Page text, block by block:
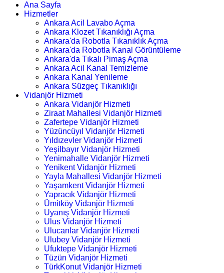
Ana Sayfa
Hizmetler
Ankara Acil Lavabo Açma
Ankara Klozet Tıkanıklığı Açma
Ankara'da Robotla Tıkanıklık Açma
Ankara'da Robotla Kanal Görüntüleme
Ankara'da Tıkalı Pimaş Açma
Ankara Acil Kanal Temizleme
Ankara Kanal Yenileme
Ankara Süzgeç Tıkanıklığı
Vidanjör Hizmeti
Ankara Vidanjör Hizmeti
Ziraat Mahallesi Vidanjör Hizmeti
Zafertepe Vidanjör Hizmeti
Yüzüncüyıl Vidanjör Hizmeti
Yıldızevler Vidanjör Hizmeti
Yeşilbayır Vidanjör Hizmeti
Yenimahalle Vidanjör Hizmeti
Yenikent Vidanjör Hizmeti
Yayla Mahallesi Vidanjör Hizmeti
Yaşamkent Vidanjör Hizmeti
Yapracık Vidanjör Hizmeti
Ümitköy Vidanjör Hizmeti
Uyanış Vidanjör Hizmeti
Ulus Vidanjör Hizmeti
Ulucanlar Vidanjör Hizmeti
Ulubey Vidanjör Hizmeti
Ufuktepe Vidanjör Hizmeti
Tüzün Vidanjör Hizmeti
TürkKonut Vidanjör Hizmeti